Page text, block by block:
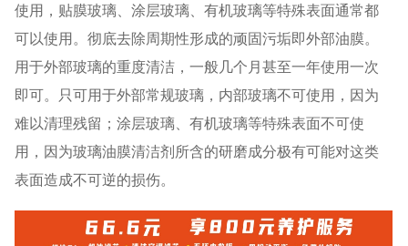
使用，贴膜玻璃、涂层玻璃、有机玻璃等特殊表面通常都
可以使用。彻底去除周期性形成的顽固污垢即外部油膜。
用于外部玻璃的重度清洁，一般几个月甚至一年使用一次
即可。只可用于外部常规玻璃，内部玻璃不可使用，因为
难以清理残留；涂层玻璃、有机玻璃等特殊表面不可使
用，因为玻璃油膜清洁剂所含的研磨成分极有可能对这类
表面造成不可逆的损伤。